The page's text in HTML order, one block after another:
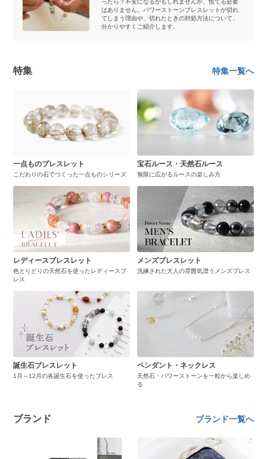
はありません。パワーストーンブレスレットが切れ
てしまう理由や、切れたときの対処方法について、
分かりやすくご紹介します。
特集 特集一覧へ
一点ものブレスレット
こだわりの石でつくった一点ものシリーズ
宝石ルース・天然石ルース
無限に広がるルースの楽しみ方
レディースブレスレット
色とりどりの天然石を使ったレディースブ
レス
メンズブレスレット
洗練された大人の雰囲気漂うメンズブレス
誕生石ブレスレット
1月～12月の各誕生石を使ったブレス
ペンダント・ネックレス
天然石・パワーストーンを一粒から楽しめ
る
ブランド ブランド一覧へ